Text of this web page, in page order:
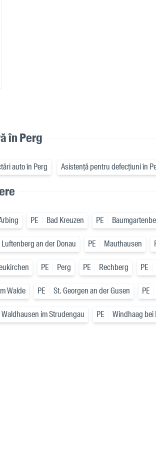
în Perg
auto în Perg Asistență pentru defecțiuni în
PE Bad Kreuzen PE
Luftenberg an der Donau PE Mauthausen
PE Perg PE Rechberg PE
Walde PE St. Georgen an der Gusen PE
Waldhausen im Strudengau PE Windhaag bei